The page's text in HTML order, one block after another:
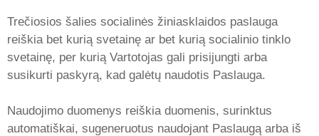
Trečiosios šalies socialinės žiniasklaidos paslauga
reiškia bet kurią svetainę ar bet kurią socialinio tinklo
svetainę, per kurią Vartotojas gali prisijungti arba
susikurti paskyrą, kad galėtų naudotis Paslauga.
Naudojimo duomenys reiškia duomenis, surinktus
automatiškai, sugeneruotus naudojant Paslaugą arba iš